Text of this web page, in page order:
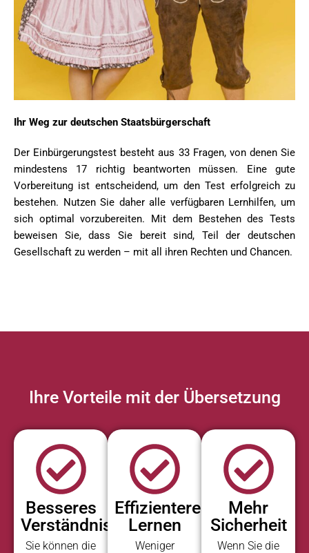
Ihr Weg zur deutschen Staatsbürgerschaft
Der Einbürgerungstest besteht aus 33 Fragen, von denen Sie
mindestens 17 richtig beantworten müssen. Eine gute
Vorbereitung ist entscheidend, um den Test erfolgreich zu
bestehen. Nutzen Sie daher alle verfügbaren Lernhilfen, um
sich optimal vorzubereiten. Mit dem Bestehen des Tests
beweisen Sie, dass Sie bereit sind, Teil der deutschen
Gesellschaft zu werden – mit all ihren Rechten und Chancen.
Ihre Vorteile mit der Übersetzung
Besseres
Verständnis
Sie können die
Effizienteres
Lernen
Weniger
Mehr
Sicherheit
Wenn Sie die